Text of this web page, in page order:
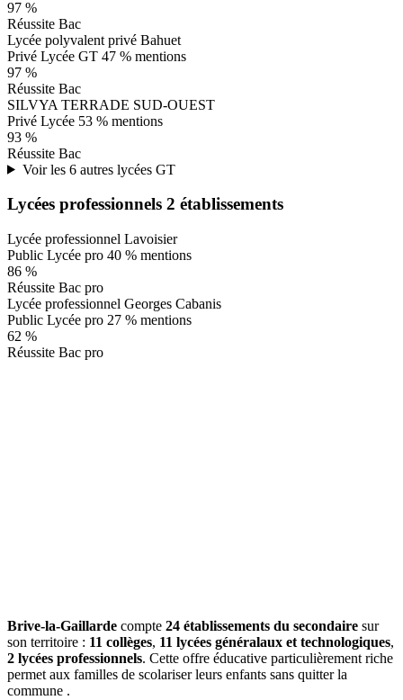
97 %
Réussite Bac
Lycée polyvalent privé Bahuet
Privé Lycée GT 47 % mentions
97 %
Réussite Bac
SILVYA TERRADE SUD-OUEST
Privé Lycée 53 % mentions
93 %
Réussite Bac
Voir les 6 autres lycées GT
Lycées professionnels 2 établissements
Lycée professionnel Lavoisier
Public Lycée pro 40 % mentions
86 %
Réussite Bac pro
Lycée professionnel Georges Cabanis
Public Lycée pro 27 % mentions
62 %
Réussite Bac pro
Brive-la-Gaillarde compte 24 établissements du secondaire sur
son territoire : 11 collèges, 11 lycées généralaux et technologiques,
2 lycées professionnels. Cette offre éducative particulièrement riche
permet aux familles de scolariser leurs enfants sans quitter la
commune .